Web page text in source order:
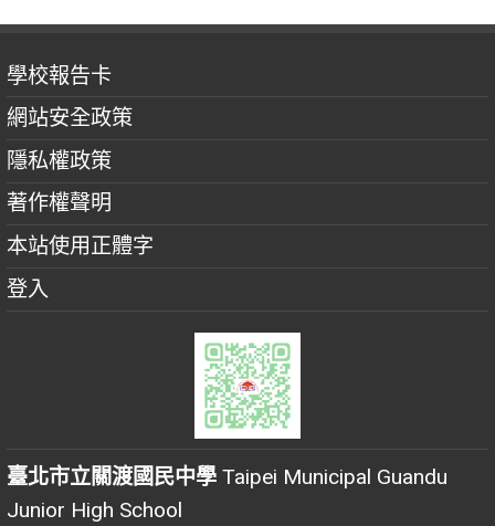
學校報告卡
網站安全政策
隱私權政策
著作權聲明
本站使用正體字
登入
臺北市立關渡國民中學 Taipei Municipal Guandu
Junior High School